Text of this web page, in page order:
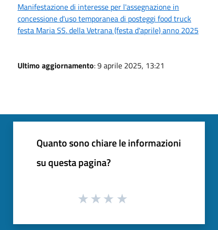
Manifestazione di interesse per l'assegnazione in
concessione d'uso temporanea di posteggi food truck
festa Maria SS. della Vetrana (festa d'aprile) anno 2025
Ultimo aggiornamento: 9 aprile 2025, 13:21
Quanto sono chiare le informazioni
su questa pagina?